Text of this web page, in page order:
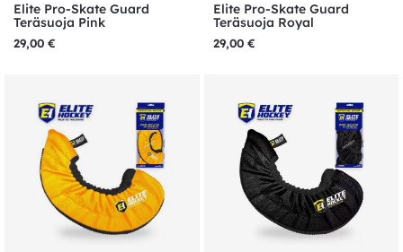
Elite Pro-Skate Guard
Teräsuoja Pink
29,00 €
Elite Pro-Skate Guard
Teräsuoja Royal
29,00 €